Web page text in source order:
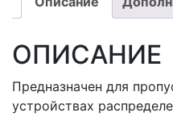
ОПИСАНИЕ
Предназначен для
устройствах